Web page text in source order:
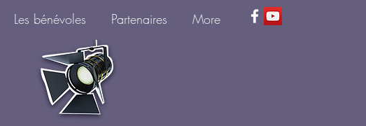
Les bénévoles Partenaires More